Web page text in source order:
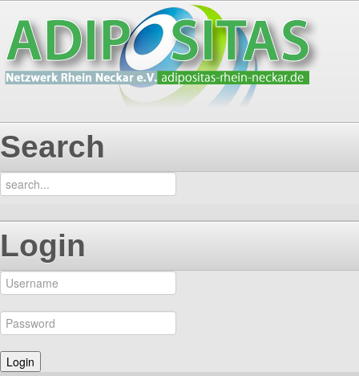
Search
Login